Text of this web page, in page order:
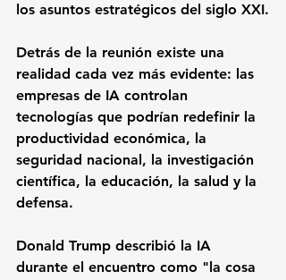
los asuntos estratégicos del siglo XXI.
Detrás de la reunión existe una
realidad cada vez más evidente: las
empresas de IA controlan
tecnologías que podrían redefinir la
productividad económica, la
seguridad nacional, la investigación
científica, la educación, la salud y la
defensa.
Donald Trump describió la IA
durante el encuentro como "la cosa